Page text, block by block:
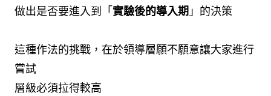
做出是否要進入到「實驗後的導入期 」的決策
這種作法的挑戰，在於領導層願不願意讓大家進行
嘗試
層級必須拉得較高